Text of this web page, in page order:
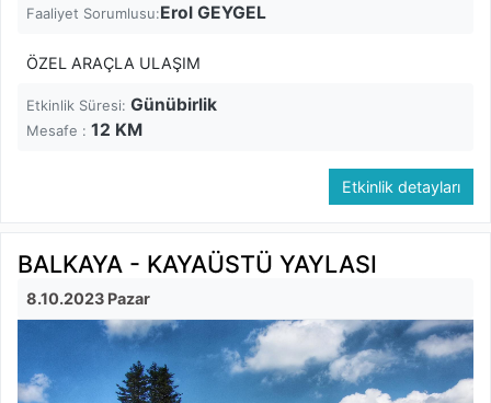
Faaliyet Sorumlusu:Erol GEYGEL
ÖZEL ARAÇLA ULAŞIM
Etkinlik Süresi: Günübirlik
Mesafe : 12 KM
Etkinlik detayları
BALKAYA - KAYAÜSTÜ YAYLASI
8.10.2023 Pazar